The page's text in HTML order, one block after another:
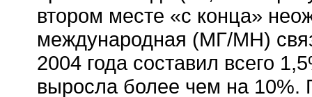
втором месте «с конца»
международная (МГ/МН)
2004 года составил всего
выросла более чем на 10%.